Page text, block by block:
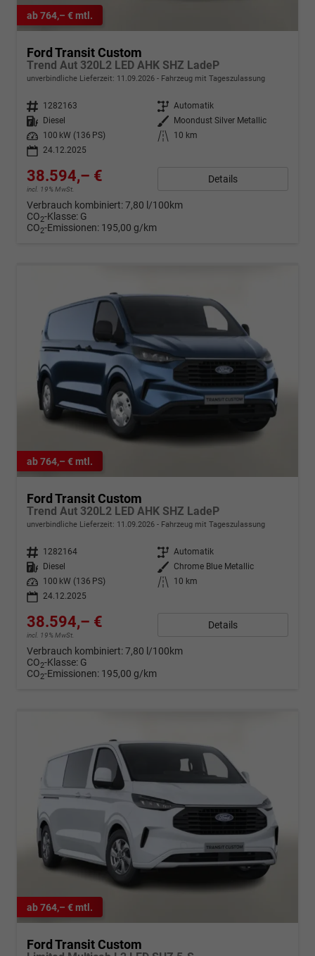
ab 764,– € mtl.
Ford Transit Custom
Trend Aut 320L2 LED AHK SHZ LadeP
unverbindliche Lieferzeit: 11.09.2026 Fahrzeug mit Tageszulassung
Fahrzeugnr. 1282163 Getriebe Automatik
Kraftstoff
Diesel Außenfarbe
Moondust Silver Metallic
Leistung
100 kW (136 PS) Kilometerstand
10 km
24.12.2025
38.594,– €
incl. 19% MwSt.
Details
Verbrauch kombiniert:7,80 l/100km
CO2-Klasse: G
CO2-Emissionen: 195,00 g/km
ab 764,– € mtl.
Ford Transit Custom
Trend Aut 320L2 LED AHK SHZ LadeP
unverbindliche Lieferzeit: 11.09.2026 Fahrzeug mit Tageszulassung
Fahrzeugnr. 1282164 Getriebe Automatik
Kraftstoff
Diesel Außenfarbe Chrome Blue Metallic
Leistung
100 kW (136 PS) Kilometerstand
10 km
24.12.2025
38.594,– €
incl. 19% MwSt.
Details
Verbrauch kombiniert:7,80 l/100km
CO2-Klasse: G
CO2-Emissionen: 195,00 g/km
ab 764,– € mtl.
Ford Transit Custom